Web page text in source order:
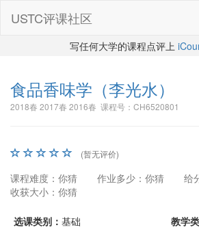
USTC评课社区
写任何大学的课程点评上
食品香味学 （李光水）
2018春 2017春 2016春 课程号：CH6520801
(暂无评价)
课程难度：你猜 作业多少：你猜
给
收获大小：你猜
选课类别： 基础 教学